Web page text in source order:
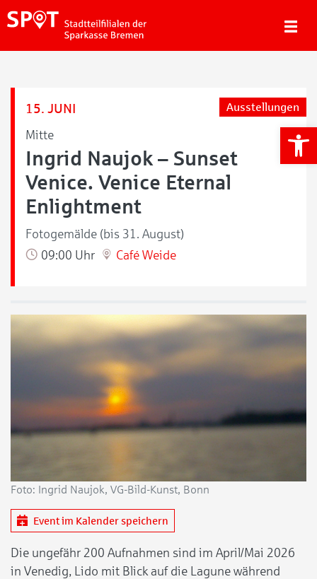
15. JUNI
Mitte
Ausstellungen
Ingrid Naujok – Sunset
Venice. Venice Eternal
Enlightment
Fotogemälde (bis 31. August)
09:00 Uhr
Café Weide
Foto: Ingrid Naujok, VG-Bild-Kunst, Bonn
Event im Kalender speichern
Die ungefähr 200 Aufnahmen sind im April/Mai 2026
in Venedig, Lido mit Blick auf die Lagune während